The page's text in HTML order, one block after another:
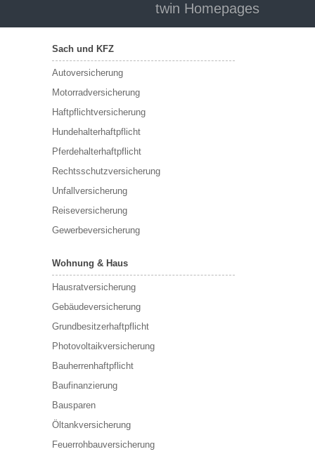
twin Homepages
Sach und KFZ
Autoversicherung
Motorradversicherung
Haftpflichtversicherung
Hundehalterhaftpflicht
Pferdehalterhaftpflicht
Rechtsschutzversicherung
Unfallversicherung
Reiseversicherung
Gewerbeversicherung
Wohnung & Haus
Hausratversicherung
Gebäudeversicherung
Grundbesitzerhaftpflicht
Photovoltaikversicherung
Bauherrenhaftpflicht
Baufinanzierung
Bausparen
Öltankversicherung
Feuerrohbauversicherung